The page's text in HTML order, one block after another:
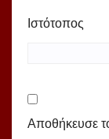
Ιστότοπος
Αποθήκευσε